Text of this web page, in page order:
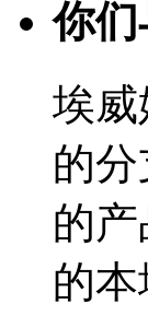
你
埃
的
的
的本